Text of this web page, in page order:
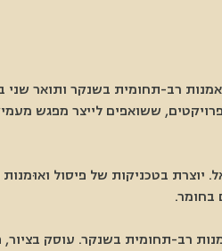
רב-תחומית בשנקר ותואר שני
ששואפים לייצר מפגש
יוצרת בטכניקות של פיסול
בחומר.
רב-תחומית בשנקר. עוסק